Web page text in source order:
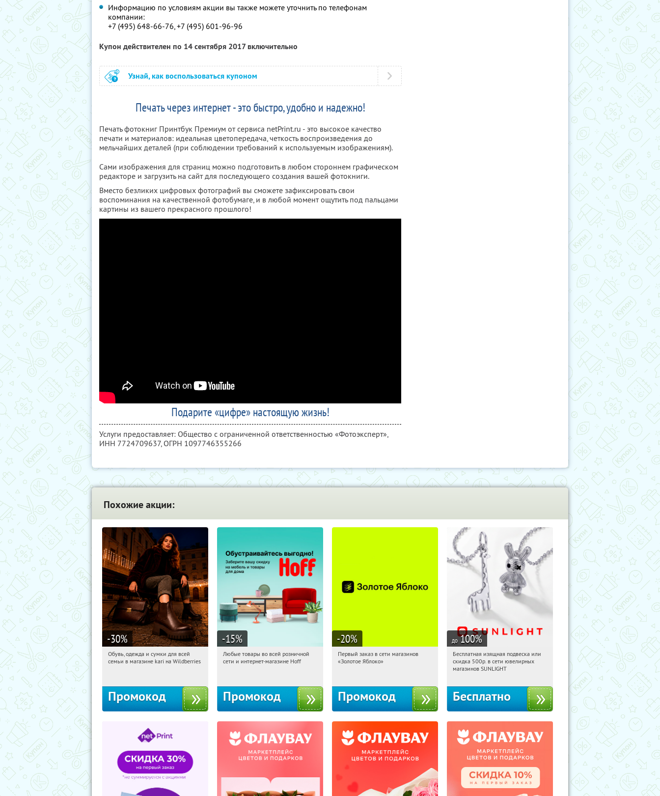
Информацию по условиям акции вы также можете уточнить по телефонам
компании:
+7 (495) 648-66-76, +7 (495) 601-96-96
Купон действителен по 14 сентября 2017 включительно
Узнай, как воспользоваться купоном
Печать через интернет - это быстро, удобно и надежно!
Печать фотокниг Принтбук Премиум от сервиса netPrint.ru - это высокое качество
печати и материалов: идеальная цветопередача, четкость воспроизведения до
мельчайших деталей (при соблюдении требований к используемым изображениям).
Сами изображения для страниц можно подготовить в любом стороннем графическом
редакторе и загрузить на сайт для последующего создания вашей фотокниги.
Вместо безликих цифровых фотографий вы сможете зафиксировать свои
воспоминания на качественной фотобумаге, и в любой момент ощутить под пальцами
картины из вашего прекрасного прошлого!
Подарите «цифре» настоящую жизнь!
Услуги предоставляет: Общество с ограниченной ответственностью «Фотоэксперт»,
ИНН 7724709637, ОГРН 1097746355266
Похожие акции:
-30%
07:38:06 Получили:
Обувь, одежда и сумки для всей
семьи в магазине kari на Wildberries
Промокод
-15%
07:38:06 Получили:
Любые товары во всей розничной
сети и интернет-магазине Hoff
Промокод
-20%
07:38:06
Получи первым!
Первый заказ в сети магазинов
«Золотое Яблоко»
Промокод
до 100%
07:38:06 Получили:
Россия
Бесплатная изящная подвеска или
скидка 500р. в сети ювелирных
магазинов SUNLIGHT
Бесплатно